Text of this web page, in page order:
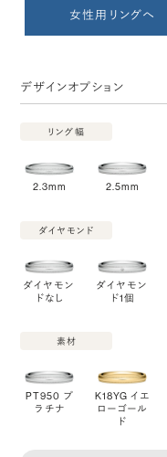
女性用リングへ
デザインオプション
リング幅
2.3mm 2.5mm
ダイヤモンド
ダイヤモン
ドなし
ダイヤモン
ド1個
素材
PT950 プ
ラチナ
K18YG イエ
ローゴール
ド